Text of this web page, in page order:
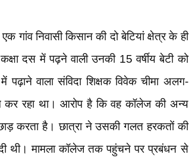
गांव निवासी किसान की दो बेटियां क्षेत्र के ही
दस में पढ़ने वाली उनकी 15 वर्षीय बेटी को
वाला संविदा शिक्षक विवेक चीमा अलग-
कर रहा था। आरोप है कि वह कॉलेज की अन्य
करता है। छात्रा ने उसकी गलत हरकतों की
थी। मामला कॉलेज तक पहुंचने पर प्रबंधन से